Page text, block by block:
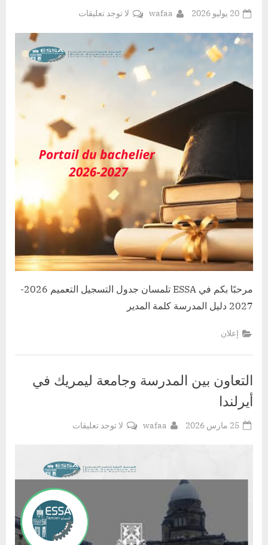
Posted
20 يوليو 2026 By
wafaa لا توجد تعليقاتعلى
المدارس
2027)
مرحبًا بكم في ESSA تلمسان جدول التسجيل التعميم 2026-
2027 دليل المدرسة كلمة المدير
إعلان
التعاون بين المدرسة وجامعة ليمريك في
أيرلندا
Posted
25 مارس 2026 By
wafaa لا توجد تعليقاتعلى
المدرسة
وجامعة
ليمريك
في
أيرلندا